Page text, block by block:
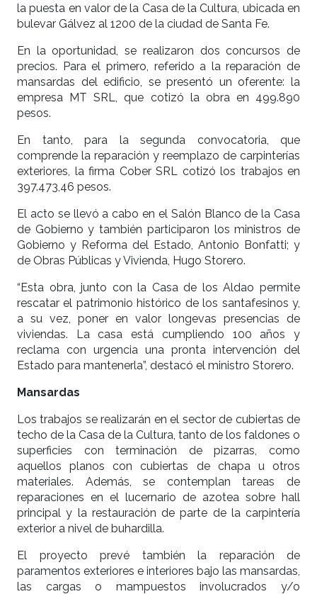
la puesta en valor de la Casa de la Cultura, ubicada en
bulevar Gálvez al 1200 de la ciudad de Santa Fe.
En la oportunidad, se realizaron dos concursos de
precios. Para el primero, referido a la reparación de
mansardas del edificio, se presentó un oferente: la
empresa MT SRL, que cotizó la obra en 499.890
pesos.
En tanto, para la segunda convocatoria, que
comprende la reparación y reemplazo de carpinterías
exteriores, la firma Cober SRL cotizó los trabajos en
397.473,46 pesos.
El acto se llevó a cabo en el Salón Blanco de la Casa
de Gobierno y también participaron los ministros de
Gobierno y Reforma del Estado, Antonio Bonfatti; y
de Obras Públicas y Vivienda, Hugo Storero.
“Esta obra, junto con la Casa de los Aldao permite
rescatar el patrimonio histórico de los santafesinos y,
a su vez, poner en valor longevas presencias de
viviendas. La casa está cumpliendo 100 años y
reclama con urgencia una pronta intervención del
Estado para mantenerla”, destacó el ministro Storero.
Mansardas
Los trabajos se realizarán en el sector de cubiertas de
techo de la Casa de la Cultura, tanto de los faldones o
superficies con terminación de pizarras, como
aquellos planos con cubiertas de chapa u otros
materiales. Además, se contemplan tareas de
reparaciones en el lucernario de azotea sobre hall
principal y la restauración de parte de la carpintería
exterior a nivel de buhardilla.
El proyecto prevé también la reparación de
paramentos exteriores e interiores bajo las mansardas,
las cargas o mampuestos involucrados y/o